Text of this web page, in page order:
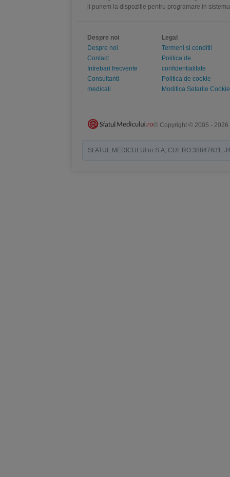
ii punem la dispozitie pentru programare in
Despre noi
Despre noi
Contact
Intrebari frecvente
Consultanti
medicali
Legal
Termeni si conditii
Politica de
confidentialitate
Politica de cookie
Modifica Setarile Cookie
© Copyright © 2005 - 2026
SFATUL MEDICULUI.ro S.A, CUI: RO 38847631,